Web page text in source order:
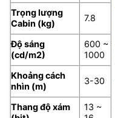
Trọng lượng
Cabin (kg)
7.8
Độ sáng
(cd/m2)
600 ~
1000
Khoảng cách
nhìn (m)
3-30
Thang độ xám
13 ~